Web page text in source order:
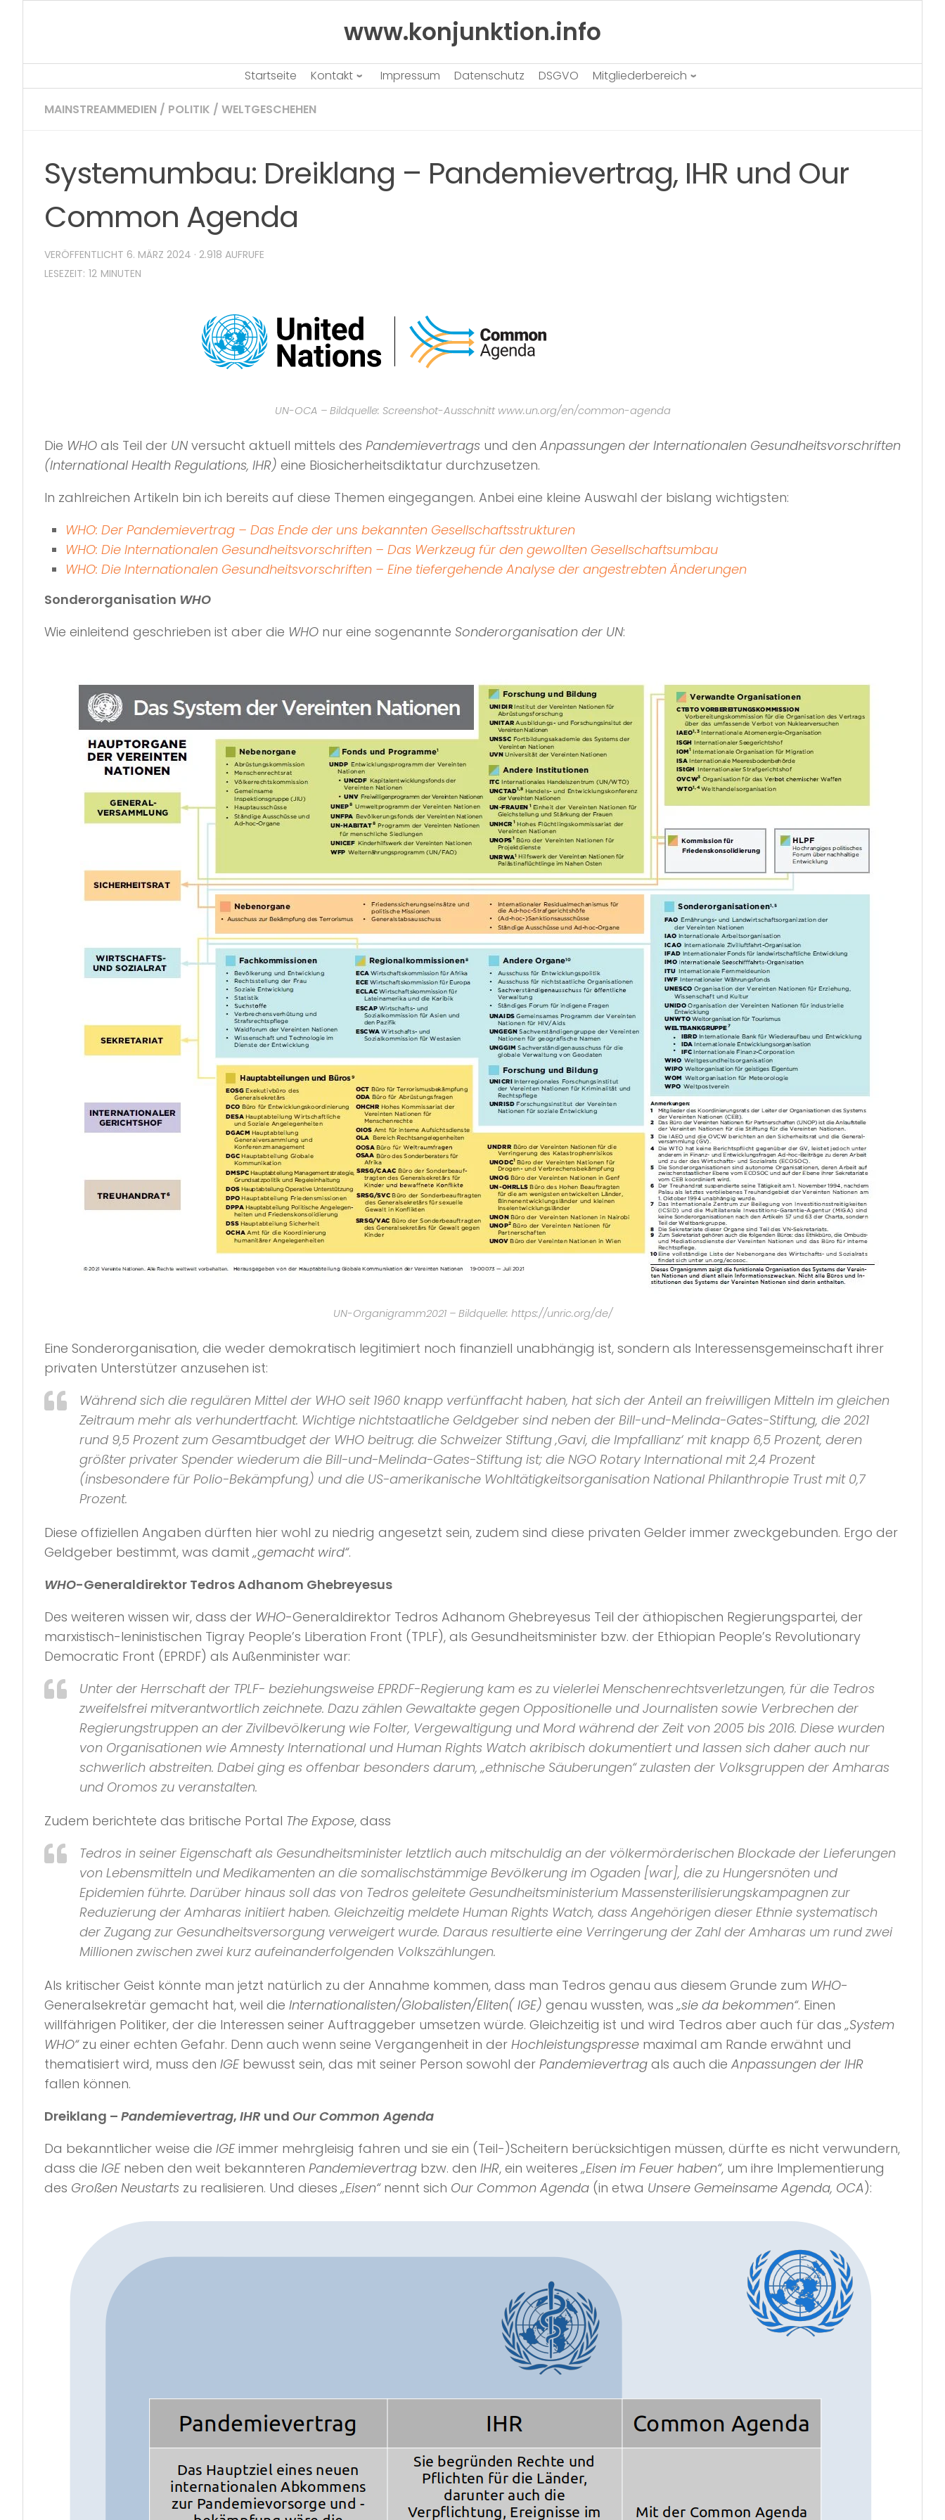
www.konjunktion.info
Startseite Kontakt Impressum Datenschutz DSGVO Mitgliederbereich
MAINSTREAMMEDIEN / POLITIK / WELTGESCHEHEN
Systemumbau: Dreiklang – Pandemievertrag, IHR und Our
Common Agenda
VERÖFFENTLICHT 6. MÄRZ 2024 · 2.918 AUFRUFE
UN-OCA – Bildquelle: Screenshot-Ausschnitt www.un.org/en/common-agenda
Die WHO als Teil der UN versucht aktuell mittels des Pandemievertrags und den Anpassungen der Internationalen Gesundheitsvorschriften
(International Health Regulations, IHR) eine Biosicherheitsdiktatur durchzusetzen.
In zahlreichen Artikeln bin ich bereits auf diese Themen eingegangen. Anbei eine kleine Auswahl der bislang wichtigsten:
WHO: Der Pandemievertrag – Das Ende der uns bekannten Gesellschaftsstrukturen
WHO: Die Internationalen Gesundheitsvorschriften – Das Werkzeug für den gewollten Gesellschaftsumbau
WHO: Die Internationalen Gesundheitsvorschriften – Eine tiefergehende Analyse der angestrebten Änderungen
Sonderorganisation WHO
Wie einleitend geschrieben ist aber die WHO nur eine sogenannte Sonderorganisation der UN:
UN-Organigramm2021 – Bildquelle: https://unric.org/de/
Eine Sonderorganisation, die weder demokratisch legitimiert noch finanziell unabhängig ist, sondern als Interessensgemeinschaft ihrer
privaten Unterstützer anzusehen ist:
Während sich die regulären Mittel der WHO seit 1960 knapp verfünffacht haben, hat sich der Anteil an freiwilligen Mitteln im gleichen
Zeitraum mehr als verhundertfacht. Wichtige nichtstaatliche Geldgeber sind neben der Bill-und-Melinda-Gates-Stiftung, die 2021
rund 9,5 Prozent zum Gesamtbudget der WHO beitrug: die Schweizer Stiftung ‚Gavi, die Impfallianz‘ mit knapp 6,5 Prozent, deren
größter privater Spender wiederum die Bill-und-Melinda-Gates-Stiftung ist; die NGO Rotary International mit 2,4 Prozent
(insbesondere für Polio-Bekämpfung) und die US-amerikanische Wohltätigkeitsorganisation National Philanthropie Trust mit 0,7
Prozent.
Diese offiziellen Angaben dürften hier wohl zu niedrig angesetzt sein, zudem sind diese privaten Gelder immer zweckgebunden. Ergo der
Geldgeber bestimmt, was damit„gemacht wird“.
WHO-Generaldirektor Tedros Adhanom Ghebreyesus
Des weiteren wissen wir, dass der WHO-Generaldirektor Tedros Adhanom Ghebreyesus Teil der äthiopischen Regierungspartei, der
marxistisch-leninistischen Tigray People’s Liberation Front (TPLF), als Gesundheitsminister bzw. der Ethiopian People’s Revolutionary
Democratic Front (EPRDF) als Außenminister war:
Unter der Herrschaft der TPLF- beziehungsweise EPRDF-Regierung kam es zu vielerlei Menschenrechtsverletzungen, für die Tedros
zweifelsfrei mitverantwortlich zeichnete. Dazu zählen Gewaltakte gegen Oppositionelle und Journalisten sowie Verbrechen der
Regierungstruppen an der Zivilbevölkerung wie Folter, Vergewaltigung und Mord während der Zeit von 2005 bis 2016. Diese wurden
von Organisationen wie Amnesty International und Human Rights Watch akribisch dokumentiert und lassen sich daher auch nur
schwerlich abstreiten. Dabei ging es offenbar besonders darum, „ethnische Säuberungen“ zulasten der Volksgruppen der Amharas
und Oromos zu veranstalten.
Zudem berichtete das britische Portal The Expose, dass
Tedros in seiner Eigenschaft als Gesundheitsminister letztlich auch mitschuldig an der völkermörderischen Blockade der Lieferungen
von Lebensmitteln und Medikamenten an die somalischstämmige Bevölkerung im Ogaden [war], die zu Hungersnöten und
Epidemien führte. Darüber hinaus soll das von Tedros geleitete Gesundheitsministerium Massensterilisierungskampagnen zur
Reduzierung der Amharas initiiert haben. Gleichzeitig meldete Human Rights Watch, dass Angehörigen dieser Ethnie systematisch
der Zugang zur Gesundheitsversorgung verweigert wurde. Daraus resultierte eine Verringerung der Zahl der Amharas um rund zwei
Millionen zwischen zwei kurz aufeinanderfolgenden Volkszählungen.
Als kritischer Geist könnte man jetzt natürlich zu der Annahme kommen, dass man Tedros genau aus diesem Grunde zum WHO-
Generalsekretär gemacht hat, weil die Internationalisten/Globalisten/Eliten( IGE) genau wussten, was„sie da bekommen“. Einen
willfährigen Politiker, der die Interessen seiner Auftraggeber umsetzen würde. Gleichzeitig ist und wird Tedros aber auch für das„System
WHO“zu einer echten Gefahr. Denn auch wenn seine Vergangenheit in der Hochleistungspresse maximal am Rande erwähnt und
thematisiert wird, muss den IGEbewusst sein, das mit seiner Person sowohl der Pandemievertrag als auch die Anpassungen der IHR
fallen können.
Dreiklang – Pandemievertrag, IHR und Our Common Agenda
Da bekanntlicher weise die IGEimmer mehrgleisig fahren und sie ein (Teil-)Scheitern berücksichtigen müssen, dürfte es nicht verwundern,
dass die IGEneben den weit bekannteren Pandemievertrag bzw. den IHR, ein weiteres„Eisen im Feuer haben“, um ihre Implementierung
des Großen Neustarts zu realisieren. Und dieses„Eisen“nennt sich Our Common Agenda (in etwa Unsere Gemeinsame Agenda, OCA):